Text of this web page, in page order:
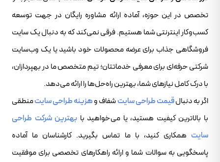
تخصص در این حوزه، آماده ارائه مشاوره رایگان در جهت توسعه
کسب‌وکار اینترنتی شما هستیم. فرقی نمی‌کند که به دنبال یک سایت
فروشگاهی جذاب برای عرضه محصولات خود باشید یا یک وب‌سایت
شرکتی حرفه‌ای برای معرفی خدماتتان؛ تیم متخصص ما در بهپردازان،
با درک کامل نیازهای شما، بهترین راه‌حل‌ها را ارائه می‌دهد.
اگر به دنبالقیمت طراحی سایتشفاف وهزینه طراحی سایتمنطقی
با بالاترین کیفیت هستید، یا می‌خواهید با بهترین شرکت طراحی
سایت همکاری کنید، با ما تماس بگیرید. کارشناسان ما آماده
پاسخگویی به سوالات شما و ارائه راهکارهای تخصصی برای موفقیت